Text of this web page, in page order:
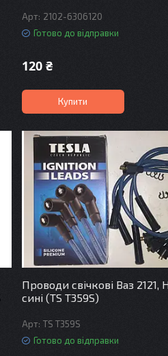
2102-6306120
Готово до відправки
120 ₴
Купити
Проводи свічкові Ваз 2121,
сині (TS T359S)
TS T359S
Готово до відправки